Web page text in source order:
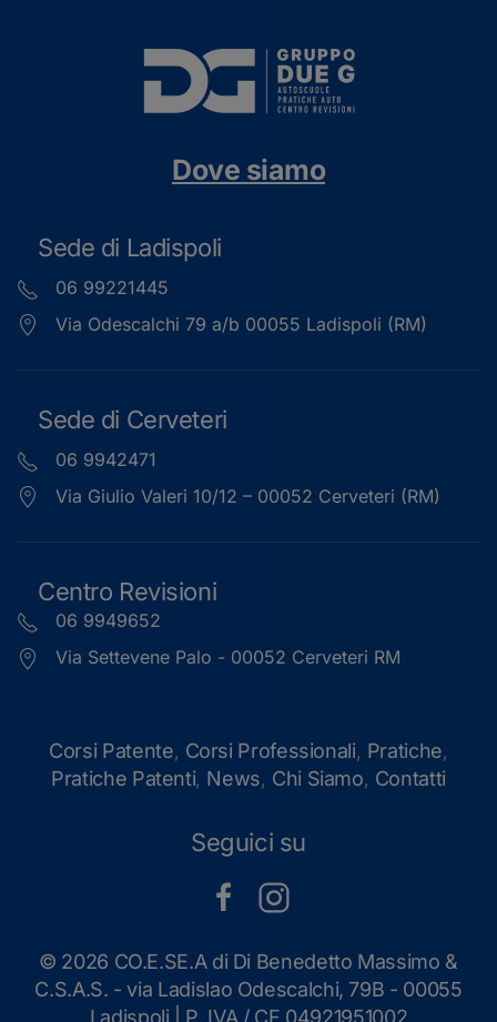
Dove siamo
Sede di Ladispoli
06 99221445
Via Odescalchi 79 a/b 00055 Ladispoli (RM)
Sede di Cerveteri
06 9942471
Via Giulio Valeri 10/12 – 00052 Cerveteri (RM)
Centro Revisioni
06 9949652
Via Settevene Palo - 00052 Cerveteri RM
Corsi Patente, Corsi Professionali, Pratiche,
Pratiche Patenti, News, Chi Siamo, Contatti
Seguici su
© 2026 CO.E.SE.A di Di Benedetto Massimo &
C.S.A.S. - via Ladislao Odescalchi, 79B - 00055
Ladispoli | P. IVA / CF 04921951002